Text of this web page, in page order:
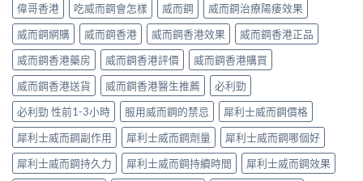
偉哥香港
吃威而鋼會怎樣 威而鋼
威而鋼治療陽痿效果
威而鋼網購
威而鋼香港 威而鋼香港效果
威而鋼香港正品
威而鋼香港藥房
威而鋼香港評價
威而鋼香港購買
威而鋼香港送貨
威而鋼香港醫生推薦
必利勁
必利勁 性前1-3小時
服用威而鋼的禁忌
犀利士威而鋼價格
犀利士威而鋼副作用
犀利士威而鋼劑量
犀利士威而鋼哪個好
犀利士威而鋼持久力
犀利士威而鋼持續時間
犀利士威而鋼效果